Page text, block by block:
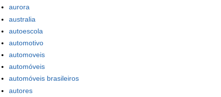
aurora
australia
autoescola
automotivo
automoveis
automóveis
automóveis brasileiros
autores